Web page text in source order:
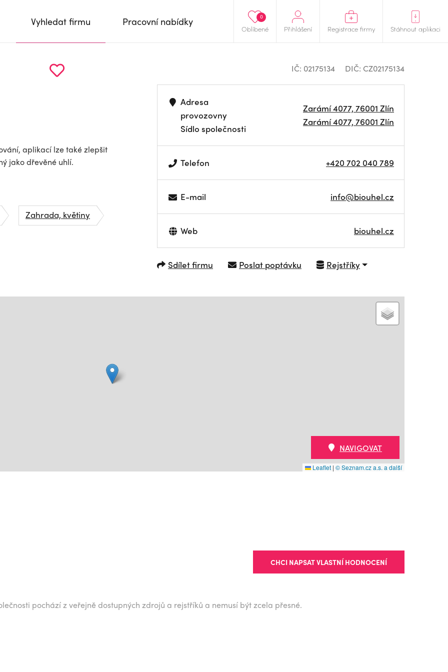
Oblíbené
0
Přihlášení Registrace firmy Stáhnout aplikaci
Vyhledat firmu Pracovní nabídky
aplikací lze také zlepšit
jako dřevěné uhlí.
Zahrada, květiny
IČ: 02175134 DIČ: CZ02175134
Adresa
provozovny
Sídlo společnosti
Zarámí 4077, 76001 Zlín
Zarámí 4077, 76001 Zlín
Telefon +420 702 040 789
E-mail info@biouhel.cz
Web biouhel.cz
Sdílet firmu Poslat poptávku Rejstříky
Leaflet | © Seznam.cz a.s. a další
NAVIGOVAT
CHCI NAPSAT VLASTNÍ HODNOCENÍ
pochází z veřejně dostupných zdrojů a rejstříků a nemusí být zcela přesné.